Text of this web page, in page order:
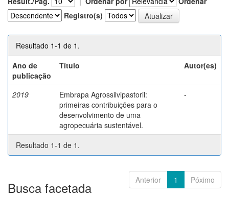
Registro(s)
Resultado 1-1 de 1.
Ano de
publicação
Título Autor(es)
2019
Embrapa Agrossilvipastoril:
primeiras contribuições para o
desenvolvimento de uma
agropecuária sustentável.
-
Resultado 1-1 de 1.
Anterior 1 Póximo
Busca facetada